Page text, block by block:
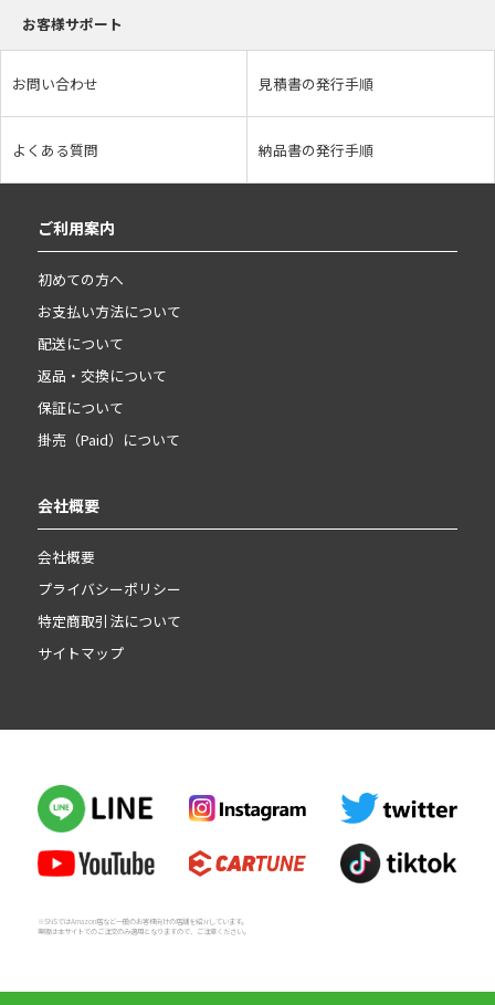
お客様サポート
お問い合わせ 見積書の発行手順
よくある質問 納品書の発行手順
ご利用案内
初めての方へ
お支払い方法について
配送について
返品・交換について
保証について
掛売（Paid）について
会社概要
会社概要
プライバシーポリシー
特定商取引法について
サイトマップ
※SNSではAmazon店など一般のお客様向けの店舗を紹介しています。
業販は本サイトでのご注文のみ適用となりますので、ご注意ください。